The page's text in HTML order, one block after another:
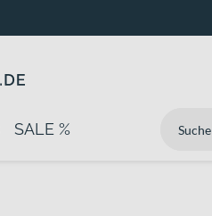
SALE %